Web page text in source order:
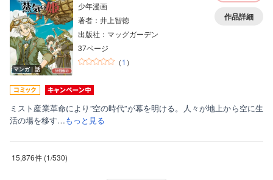
マンガ｜話
少年漫画
著者：井上智徳
出版社：マッグガーデン
37ページ
（1 ）
作品詳細
ミスト産業革命により”空の時代”が幕を明ける。人々が地上から空に生
活の場を移す…もっと見る
15,876件 (1/530)